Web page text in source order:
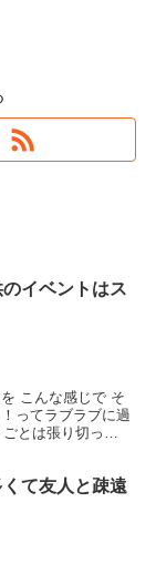
イベントはス
こんな感じで そ
ってラブラブに過
とは張り切って
て友人と疎遠